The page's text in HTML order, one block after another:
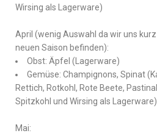
Wirsing als Lagerware)
April (wenig Auswahl da wir uns
neuen Saison befinden):
Obst: Äpfel (Lagerware)
Gemüse: Champignons, Spinat
Rettich, Rotkohl, Rote Beete,
Spitzkohl und Wirsing als Lagerware)
Mai: